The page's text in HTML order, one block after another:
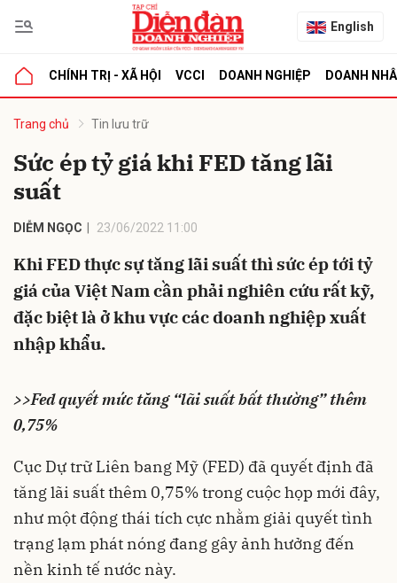
English
CHÍNH TRỊ - XÃ HỘI VCCI DOANH NGHIỆP DOANH
Trang chủ Tin lưu trữ
Sức ép tỷ giá khi FED tăng lãi
suất
DIỄM NGỌC 23/06/2022 11:00
Khi FED thực sự tăng lãi suất thì sức ép tới tỷ
giá của Việt Nam cần phải nghiên cứu rất kỹ,
đặc biệt là ở khu vực các doanh nghiệp xuất
nhập khẩu.
>>Fed quyết mức tăng “lãi suất bất thường” thêm
0,75%
Cục Dự trữ Liên bang Mỹ (FED) đã quyết định đã
tăng lãi suất thêm 0,75% trong cuộc họp mới đây,
như một động thái tích cực nhằm giải quyết tình
trạng lạm phát nóng đang gây ảnh hưởng đến
nền kinh tế nước này.
luận
Hủy